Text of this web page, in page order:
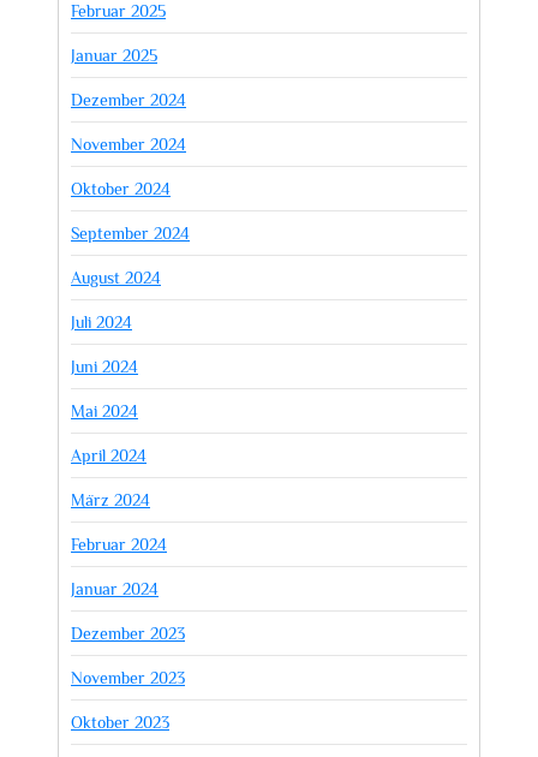
Februar 2025
Januar 2025
Dezember 2024
November 2024
Oktober 2024
September 2024
August 2024
Juli 2024
Juni 2024
Mai 2024
April 2024
März 2024
Februar 2024
Januar 2024
Dezember 2023
November 2023
Oktober 2023